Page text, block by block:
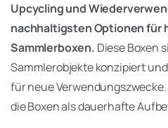
Upcycling und
nachhaltigsten Optionen für
Sammlerboxen. Diese Boxen
Sammlerobjekte konzipiert
für neue
die Boxen als dauerhafte